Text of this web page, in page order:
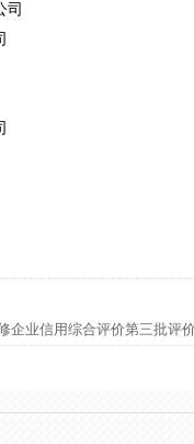
司
企业信用综合评价第三批评